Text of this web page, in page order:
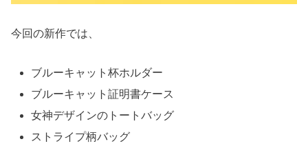
今回の新作では、
ブルーキャット杯ホルダー
ブルーキャット証明書ケース
女神デザインのトートバッグ
ストライプ柄バッグ